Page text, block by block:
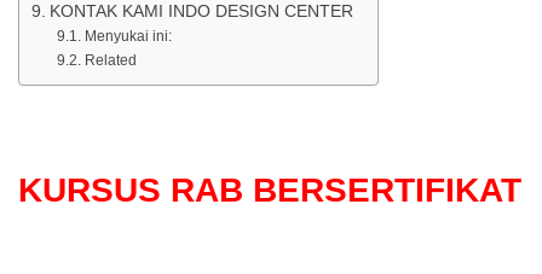
KONTAK KAMI INDO DESIGN CENTER
Menyukai ini:
Related
KURSUS RAB BERSERTIFIKAT